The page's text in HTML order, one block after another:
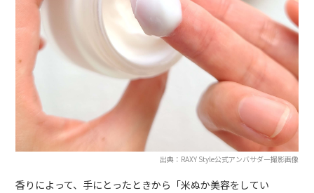
出典：RAXY Style公式アンバサダー撮影画像
香りによって、手にとったときから「米ぬか美容をしてい